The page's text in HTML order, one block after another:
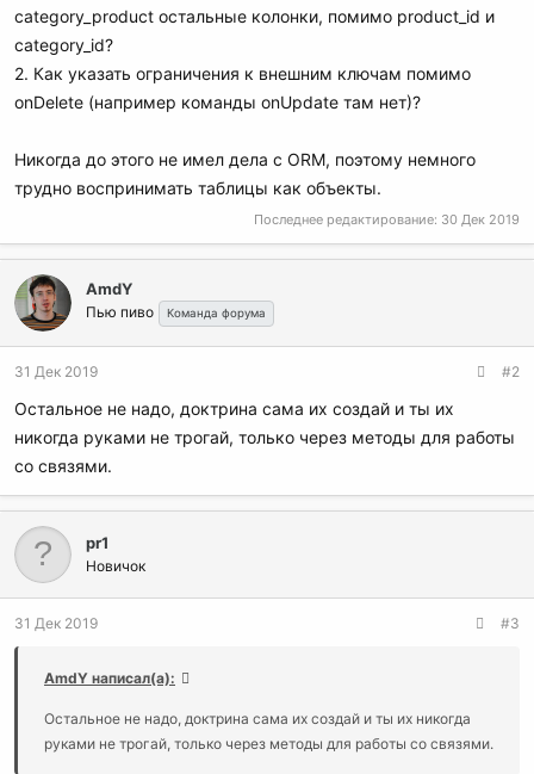
category_product остальные колонки, помимо product_id и
category_id?
2. Как указать ограничения к внешним ключам помимо
onDelete (например команды onUpdate там нет)?
Никогда до этого не имел дела с ORM, поэтому немного
трудно воспринимать таблицы как объекты.
Последнее редактирование: 30 Дек 2019
AmdY
Пью пиво Команда форума
31 Дек 2019 #2
Остальное не надо, доктрина сама их создай и ты их
никогда руками не трогай, только через методы для работы
со связями.
pr1
Новичок
31 Дек 2019 #3
AmdY написал(а):
Остальное не надо, доктрина сама их создай и ты их никогда
руками не трогай, только через методы для работы со связями.